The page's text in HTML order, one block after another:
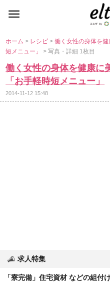
ホーム> レシピ>働く女性の身体を
短メニュー」> 写真・詳細 1枚目
働く女性の身体を健康
「お手軽時短メニュー」
2014-11-12 15:48
求人特集
「寮完備」住宅資材 などの組付